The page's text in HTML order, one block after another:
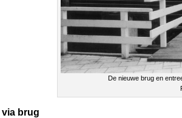
De nieuwe brug en
via brug